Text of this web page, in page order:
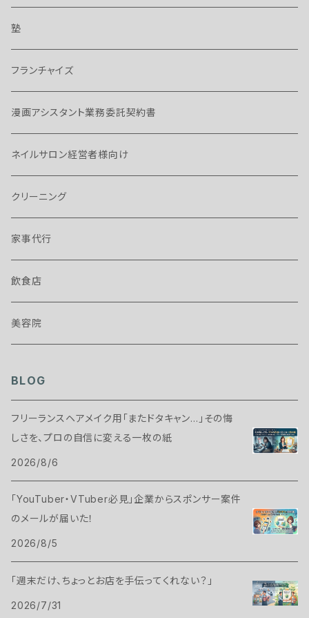
塾
フランチャイズ
漫画アシスタント業務委託契約書
ネイルサロン経営者様向け
クリーニング
家事代行
飲食店
美容院
BLOG
フリーランスヘアメイク用「またドタキャン…」その悔
しさを、プロの自信に変える一枚の紙
2026/8/6
「YouTuber・VTuber必見」企業からスポンサー案件
のメールが届いた！
2026/8/5
「週末だけ、ちょっとお店を手伝ってくれない？」
2026/7/31